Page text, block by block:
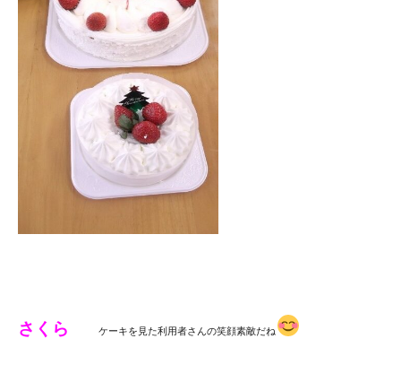
さくら ケーキを見た利用者さんの笑顔素敵だね